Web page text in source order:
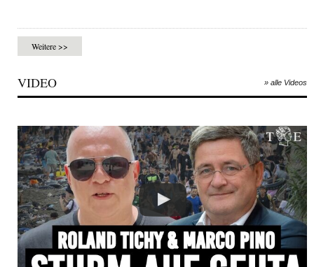
Weitere >>
VIDEO » alle Videos